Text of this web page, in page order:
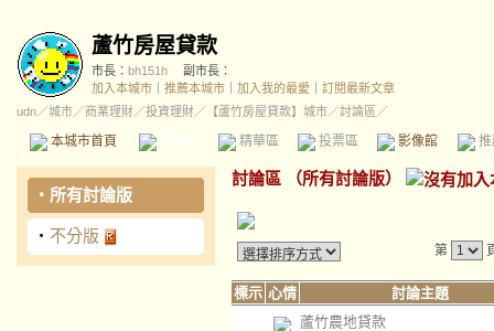
蘆竹房屋貸款
市長： bh151h
副市長：
加入本城市
推薦本城市 加入我的最愛
訂閱最新文章
udn／城市／商業理財／投資理財／ 【蘆竹房屋貸款】城市／討論區／
本城市首頁 精華區 投票區 影像館
‧ 所有討論版
‧ 不分版
討論區 （所有討論版）
第
標示 心情
討論主題
蘆竹農地貸款